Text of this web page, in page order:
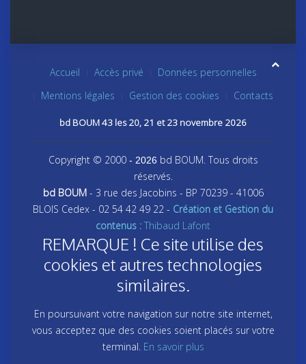
Accueil Accès privé
Données personnelles
Mentions légales
Gestion des cookies Contacts
bd BOUM 43 les 20, 21 et 23 novembre 2026
Copyright © 2000- 2026 bd BOUM. Tous droits
réservés.
bd BOUM- 3 rue des Jacobins - BP 70239 - 41006
BLOIS Cedex - 02 54 42 49 22 - Création et Gestion du
contenus : Thibaud Lafont
REMARQUE ! Ce site utilise des
cookies et autres technologies
similaires.
En poursuivant votre navigation sur notre site internet,
vous acceptez que des cookies soient placés sur votre
terminal. En savoir plus